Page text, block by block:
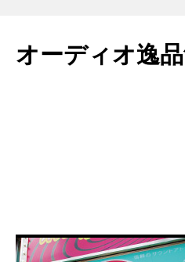
テ
ン
オーディオ逸